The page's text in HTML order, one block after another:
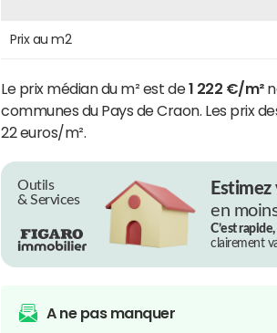
Prix au m2
Le prix médian du m² est de1 222 €/m²
communes du Pays de Craon. Les prix
22 euros/m².
Outils
& Services
en
C’est
clairement
A ne pas manquer